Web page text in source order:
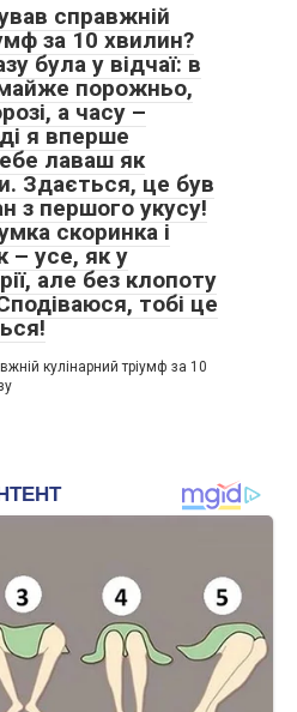
справжній
за 10 хвилин?
була у відчаї: в
порожньо,
а часу –
я вперше
лаваш як
Здається, це був
з першого укусу!
скоринка і
– усе, як у
але без клопоту
тобі це
кулінарний тріумф за 10